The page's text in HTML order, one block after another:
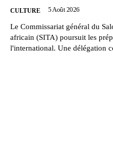
CULTURE 5 Août 2026
Le Commissariat général du
africain (SITA) poursuit les
l'international. Une délégation